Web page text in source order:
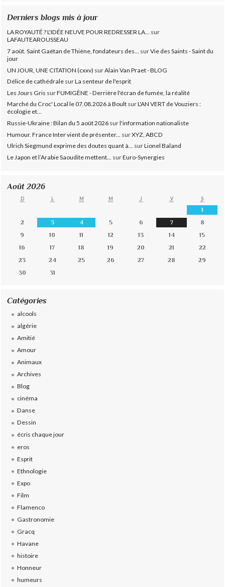
Derniers blogs mis à jour
LA ROYAUTÉ ? L'IDÉE NEUVE POUR REDRESSER LA... sur
LAFAUTEAROUSSEAU
7 août. Saint Gaëtan de Thiène, fondateurs des...
surVie des Saints - Saint du
jour
UN JOUR, UNE CITATION (cxxv) surAlain Van Praet - BLOG
Délice de cathédrale surLa senteur de l'esprit
Les Jours Gris surFUMIGÈNE - Derrière l'écran de fumée, la réalité
Marché du Croc' Local le 07.08.2026 à Boult surL'AN VERT de Vouziers :
écologie et...
Russie-Ukraine : Bilan du 5 août 2026 surl'information nationaliste
Humour. France Inter vient de présenter...
surXYZ, ABCD
Ulrich Siegmund exprime des doutes quant à... surLionel Baland
Le Japon et l’Arabie Saoudite mettent...
surEuro-Synergies
Août 2026
D L M M J V S
1
2
3 4 5 6 7
8
9
10 11 12 13 14
15
16
17 18 19 20 21
22
23
24 25 26 27 28
29
30
31
Catégories
alcools
algérie
Amitié
Amour
Animaux
Archives
Blog
cinéma
Danse
Dessin
écris chaque jour
eros
Esprit
Ethnologie
Expo
Film
Flamenco
Gastronomie
Gracq
Havane
histoire
Honneur
humeurs